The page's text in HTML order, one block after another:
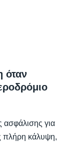
όταν
ασφάλισης για
πλήρη κάλυψη,